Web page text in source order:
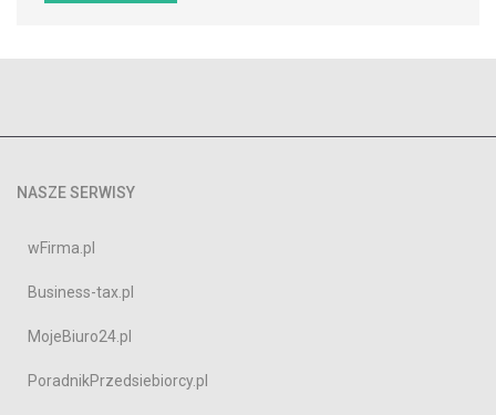
NASZE SERWISY
wFirma.pl
Business-tax.pl
MojeBiuro24.pl
PoradnikPrzedsiebiorcy.pl